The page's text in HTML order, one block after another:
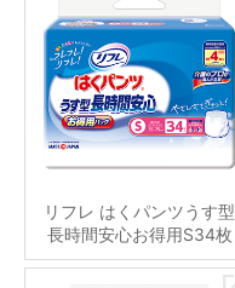
リフレ はくパンツうす型
長時間安心お得用S34枚